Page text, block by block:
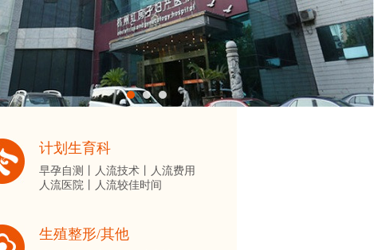
计划生育科
早孕自测丨 人流技术丨
人流费用
人流医院丨
人流较佳时间
生殖整形/其他